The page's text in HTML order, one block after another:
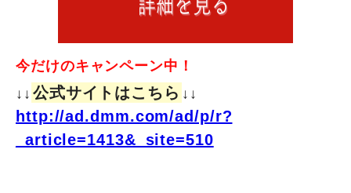
今だけのキャンペーン中！
↓↓ 公式サイトはこちら ↓↓
http://ad.dmm.com/ad/p/r?
_article=1413&_site=510